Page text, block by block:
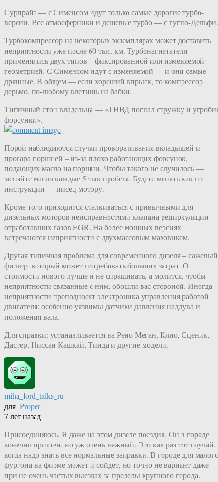
Сурпрайз — с Сименсом идут только самые дорогие турбо-
версии. Все атмосферники и дешевые турбо — с гугно-Дельфи.
Турбокомпрессор на некоторых экземплярах может доставить
неприятности уже после 60 тыс. км. Турбонагнетатели
применялись двух типов – фиксированной или изменяемой
геометрией. С Сименсом идут с изменяемой — и они самые
дрянные. В общем — если хороший впрыск, то компрессор
дерьмо, по-любому влетишь на бабки.
Типичный стон владельца — «ТНВД погнал стружку и
форсунки».
Порой наблюдаются случаи проворачивания вкладышей и
прогара поршней – из-за плохо работающих форсунок,
подающих масло на поршни. Чтобы такого не случилось —
меняйте масло каждые 5 тык пробега. Будете менять как по
инструкции — писец мотору.
Кроме того приходится сталкиваться с привычными для
дизельных моторов неисправностями клапана рециркуляции
отработавших газов EGR. На более мощных версиях
встречаются неприятности с двухмассовым маховиком.
Другая типичная проблема для современного дизеля – сажевый
фильтр, который может потребовать больших затрат. О
стоимости нового лучше и не спрашивать, а молится, чтобы
неприятности связанные с ним, обошли вас стороной. Иногда
неприятности преподносят электроника управления работой
двигателя: особенно уязвимы датчики давления наддува и
положения вала.
Для справки: устанавливается на Рено Меган, Клио, Сценик,
Дастер, Ниссан Кашкай, Тиида и другие модели.
miha_ford_talks_ru
для Proper
7 лет назад
Присоединяюсь. Я даже на этом дизеле поездил. Он в городе
конечно приятен, но уж очень нежный. Это как раз тот случай,
когда надо знать все нормальные заправки. В городе для малого
фургона на фирме может и сойдет, но точно не вариант даже
при не очень частых выездах за пределы крупного города.